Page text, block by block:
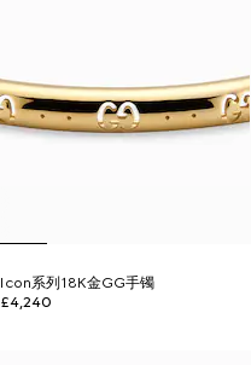
Icon系列18K金GG手镯
£4,240